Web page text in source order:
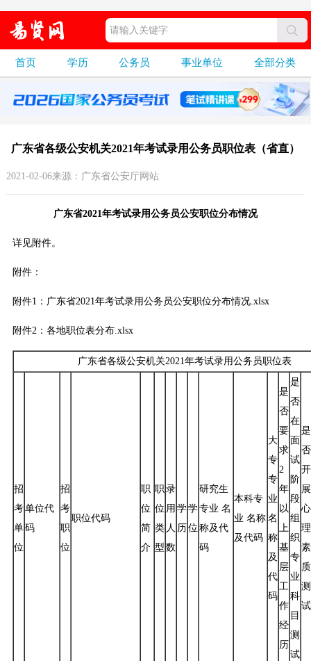
首页 学历 公务员 事业单位 全部分类
广东省各级公安机关2021年考试录用公务员职位表（省直）
2021-02-06来源：广东省公安厅网站
广东省2021年考试录用公务员公安职位分布情况
详见附件。
附件：
附件1：广东省2021年考试录用公务员公安职位分布情况.xlsx
附件2：各地职位表分布.xlsx
广东省各级公安机关2021年考试录用公务员职位表
招
考
单
位
单位代
码
招
考
职
位
职位代码
职
位
简
介
职
位
类
型
录
用
人
数
学
历
学
位
研究生
专业 名
称及代
码
本科专
业 名称
及代码
大
专
专
业
名
称
及
代
码
是
否
要
求
2
年
以
上
基
层
工
作
经
历
是
否
在
面
试
阶
段
组
织
专
业
科
目
测
试
是
否
开
展
心
理
素
质
测
试